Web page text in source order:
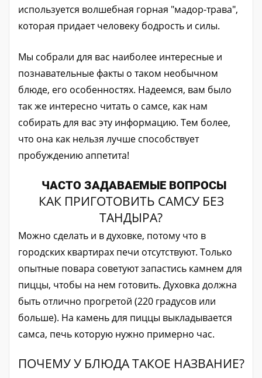
используется волшебная горная "мадор-трава",
которая придает человеку бодрость и силы.
Мы собрали для вас наиболее интересные и
познавательные факты о таком необычном
блюде, его особенностях. Надеемся, вам было
так же интересно читать о самсе, как нам
собирать для вас эту информацию. Тем более,
что она как нельзя лучше способствует
пробуждению аппетита!
ЧАСТО ЗАДАВАЕМЫЕ ВОПРОСЫ
КАК ПРИГОТОВИТЬ САМСУ БЕЗ
ТАНДЫРА?
Можно сделать и в духовке, потому что в
городских квартирах печи отсутствуют. Только
опытные повара советуют запастись камнем для
пиццы, чтобы на нем готовить. Духовка должна
быть отлично прогретой (220 градусов или
больше). На камень для пиццы выкладывается
самса, печь которую нужно примерно час.
ПОЧЕМУ У БЛЮДА ТАКОЕ НАЗВАНИЕ?